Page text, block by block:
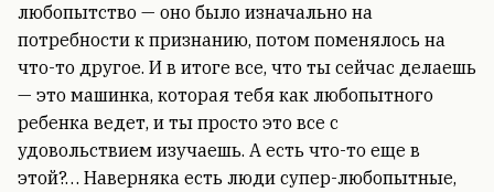
любопытство — оно было изначально на
потребности к признанию, потом поменялось на
что-то другое. И в итоге все, что ты сейчас делаешь
— это машинка, которая тебя как любопытного
ребенка ведет, и ты просто это все с
удовольствием изучаешь. А есть что-то еще в
этой?… Наверняка есть люди супер-любопытные,